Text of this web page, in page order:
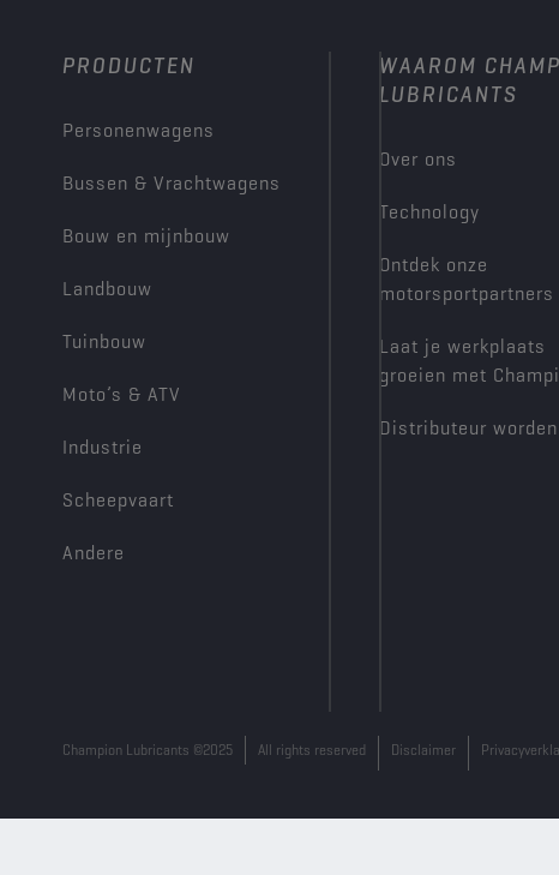
PRODUCTEN
Personenwagens
Bussen & Vrachtwagens
Bouw en mijnbouw
Landbouw
Tuinbouw
Moto’s & ATV
Industrie
Scheepvaart
Andere
WAAROM
LUBRICANTS
Over ons
Technology
Ontdek onze
motorsportpartners
Laat je werkplaats
groeien met
Distributeur worden
Champion Lubricants ©2025 All rights reserved Disclaimer